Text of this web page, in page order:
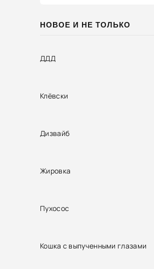
НОВОЕ И НЕ ТОЛЬКО
ДДД
Клёвски
Дизвайб
Жировка
Пухосос
Кошка с выпученными глазами